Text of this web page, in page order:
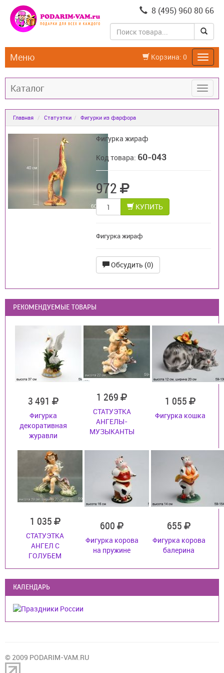
8 (495) 960 80 66
Корзина: 0
Меню
Каталог
Главная Статуэтки Фигурки из фарфора
Фигурка жираф
Код товара: 60-043
972
КУПИТЬ
Фигурка жираф
Обсудить (0)
РЕКОМЕНДУЕМЫЕ ТОВАРЫ
3 491
Фигурка
декоративная
журавли
1 269
СТАТУЭТКА
АНГЕЛЫ-
МУЗЫКАНТЫ
1 055
Фигурка кошка
1 035
СТАТУЭТКА
АНГЕЛ С
ГОЛУБЕМ
600
Фигурка корова
на пружине
655
Фигурка корова
балерина
КАЛЕНДАРЬ
© 2009 PODARIM-VAM.RU